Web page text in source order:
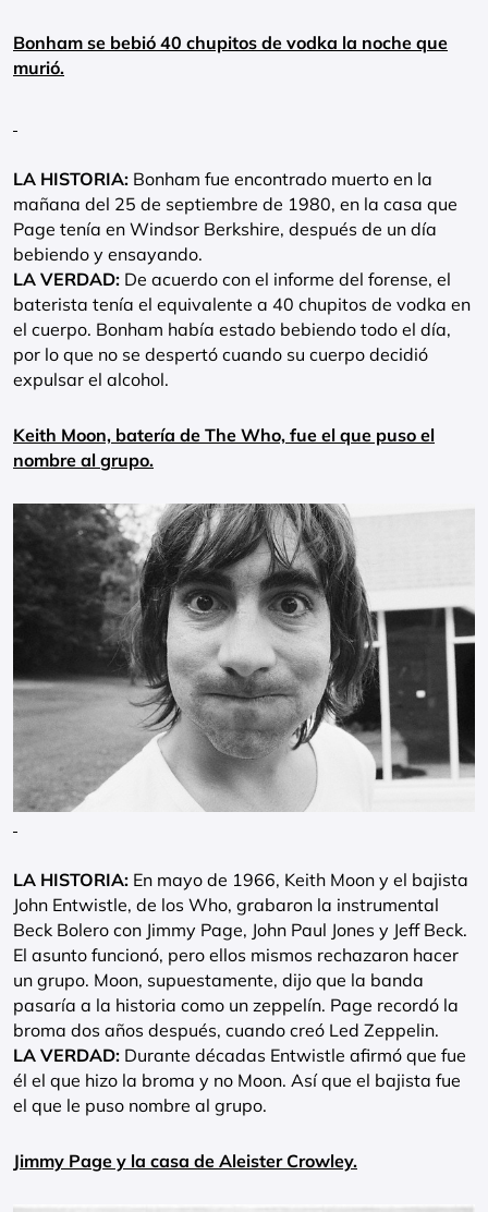
Bonham se bebió 40 chupitos de vodka la noche que
murió.
LA HISTORIA: Bonham fue encontrado muerto en la
mañana del 25 de septiembre de 1980, en la casa que
Page tenía en Windsor Berkshire, después de un día
bebiendo y ensayando.
LA VERDAD: De acuerdo con el informe del forense, el
baterista tenía el equivalente a 40 chupitos de vodka en
el cuerpo. Bonham había estado bebiendo todo el día,
por lo que no se despertó cuando su cuerpo decidió
expulsar el alcohol.
Keith Moon, batería de The Who, fue el que puso el
nombre al grupo.
LA HISTORIA: En mayo de 1966, Keith Moon y el bajista
John Entwistle, de los Who, grabaron la instrumental
Beck Bolero con Jimmy Page, John Paul Jones y Jeff Beck.
El asunto funcionó, pero ellos mismos rechazaron hacer
un grupo. Moon, supuestamente, dijo que la banda
pasaría a la historia como un zeppelín. Page recordó la
broma dos años después, cuando creó Led Zeppelin.
LA VERDAD: Durante décadas Entwistle afirmó que fue
él el que hizo la broma y no Moon. Así que el bajista fue
el que le puso nombre al grupo.
Jimmy Page y la casa de Aleister Crowley.